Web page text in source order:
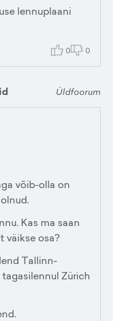
lennuplaani
0 0
Üldfoorum
võib-olla on
Kas ma saan
väikse osa?
Tallinn-
Zürich